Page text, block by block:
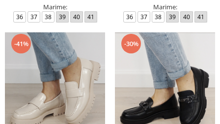
Marime:
36 37 38 39 40 41
Marime:
36 37 38 39 40 41
-41% -30%